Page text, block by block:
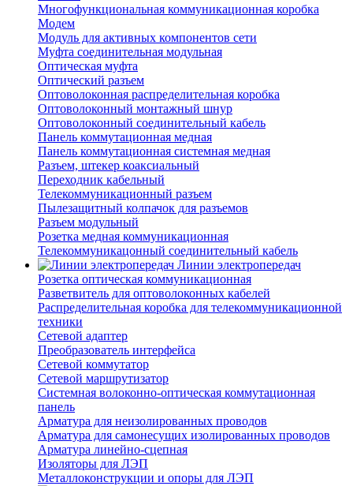
Многофункциональная коммуникационная коробка
Модем
Модуль для активных компонентов сети
Муфта соединительная модульная
Оптическая муфта
Оптический разъем
Оптоволоконная распределительная коробка
Оптоволоконный монтажный шнур
Оптоволоконный соединительный кабель
Панель коммутационная медная
Панель коммутационная системная медная
Разъем, штекер коаксиальный
Переходник кабельный
Телекоммуникационный разъем
Пылезащитный колпачок для разъемов
Разъем модульный
Розетка медная коммуникационная
Телекоммуникацонный соединительный кабель
Линии электропередач
Розетка оптическая коммуникационная
Разветвитель для оптоволоконных кабелей
Распределительная коробка для телекоммуникационной
техники
Сетевой адаптер
Преобразователь интерфейса
Сетевой коммутатор
Сетевой маршрутизатор
Системная волоконно-оптическая коммутационная
панель
Арматура для неизолированных проводов
Арматура для самонесущих изолированных проводов
Арматура линейно-сцепная
Изоляторы для ЛЭП
Металлоконструкции и опоры для ЛЭП